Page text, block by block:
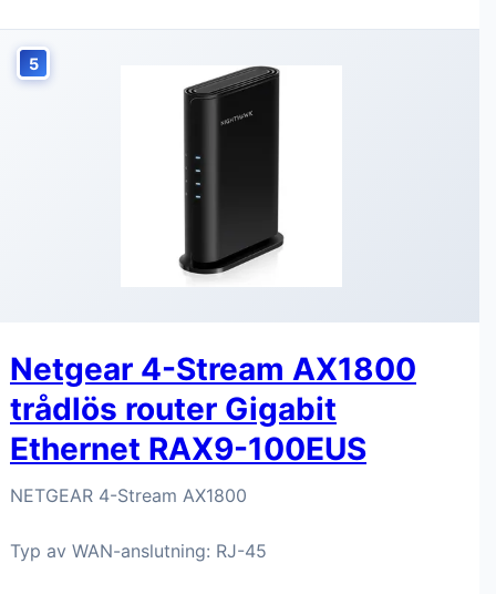
5
Netgear 4-Stream AX1800
trådlös router Gigabit
Ethernet RAX9-100EUS
NETGEAR 4-Stream AX1800
Typ av WAN-anslutning: RJ-45